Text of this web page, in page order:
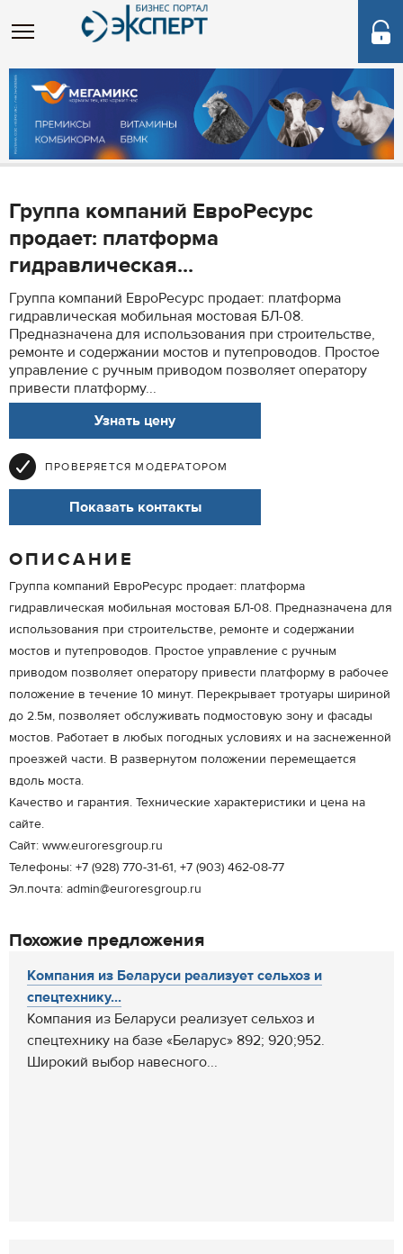
Группа компаний ЕвроРесурс
продает: платформа
гидравлическая...
Группа компаний ЕвроРесурс продает: платформа
гидравлическая мобильная мостовая БЛ-08.
Предназначена для использования при строительстве,
ремонте и содержании мостов и путепроводов. Простое
управление с ручным приводом позволяет оператору
привести платформу...
Узнать цену
ПРОВЕРЯЕТСЯ МОДЕРАТОРОМ
Показать контакты
ОПИСАНИЕ
Группа компаний ЕвроРесурс продает: платформа
гидравлическая мобильная мостовая БЛ-08. Предназначена для
использования при строительстве, ремонте и содержании
мостов и путепроводов. Простое управление с ручным
приводом позволяет оператору привести платформу в рабочее
положение в течение 10 минут. Перекрывает тротуары шириной
до 2.5м, позволяет обслуживать подмостовую зону и фасады
мостов. Работает в любых погодных условиях и на заснеженной
проезжей части. В развернутом положении перемещается
вдоль моста.
Качество и гарантия. Технические характеристики и цена на
сайте.
Сайт: www.euroresgroup.ru
Телефоны: +7 (928) 770-31-61, +7 (903) 462-08-77
Эл.почта: admin@euroresgroup.ru
Похожие предложения
Компания из Беларуси реализует сельхоз и
спецтехнику...
Компания из Беларуси реализует сельхоз и
спецтехнику на базе «Беларус» 892; 920;952.
Широкий выбор навесного...